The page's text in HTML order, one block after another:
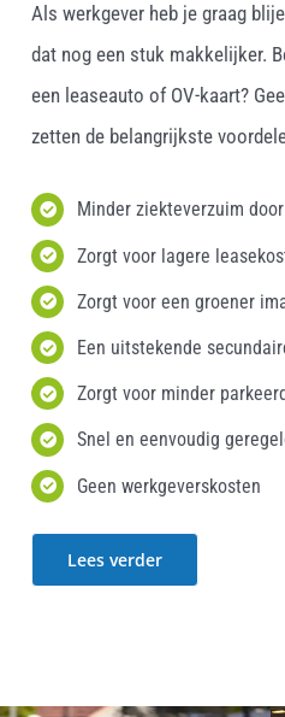
Als werkgever heb je graag
dat nog een stuk makkelijker.
een leaseauto of OV-kaart?
zetten de belangrijkste
Minder ziekteverzuim
Zorgt voor lagere
Zorgt voor een groener
Een uitstekende
Zorgt voor minder
Snel en eenvoudig
Geen werkgeverskosten
Lees verder